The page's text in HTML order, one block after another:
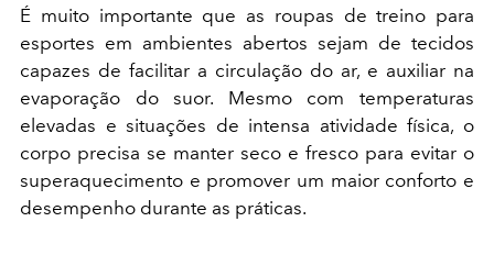
É muito importante que as roupas de treino para
esportes em ambientes abertos sejam de tecidos
capazes de facilitar a circulação do ar, e auxiliar na
evaporação do suor. Mesmo com temperaturas
elevadas e situações de intensa atividade física, o
corpo precisa se manter seco e fresco para evitar o
superaquecimento e promover um maior conforto e
desempenho durante as práticas.